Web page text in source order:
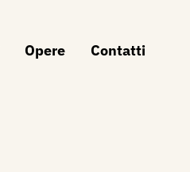
Opere Contatti